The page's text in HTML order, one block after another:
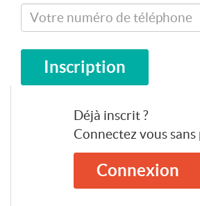
Inscription
Déjà inscrit ?
Connectez vous
Connexion